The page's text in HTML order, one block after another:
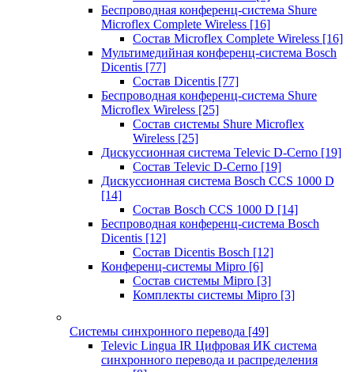
Беспроводная конференц-система Shure
Microflex Complete Wireless [16]
Состав Microflex Complete Wireless [16]
Мультимедийная конференц-система Bosch
Dicentis [77]
Состав Dicentis [77]
Беспроводная конференц-система Shure
Microflex Wireless [25]
Состав системы Shure Microflex
Wireless [25]
Дискуссионная система Televic D-Cerno [19]
Состав Televic D-Cerno [19]
Дискуссионная система Bosch CCS 1000 D
[14]
Состав Bosch CCS 1000 D [14]
Беспроводная конференц-система Bosch
Dicentis [12]
Состав Dicentis Bosch [12]
Конференц-системы Mipro [6]
Состав системы Mipro [3]
Комплекты системы Mipro [3]
Системы синхронного перевода [49]
Televic Lingua IR Цифровая ИК система
синхронного перевода и распределения